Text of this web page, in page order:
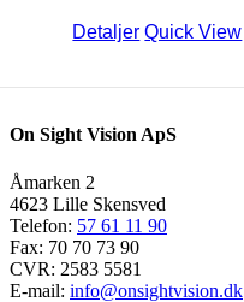
Detaljer Quick View
On Sight Vision ApS
Åmarken 2
4623 Lille Skensved
Telefon: 57 61 11 90
Fax: 70 70 73 90
CVR: 2583 5581
E-mail: info@onsightvision.dk